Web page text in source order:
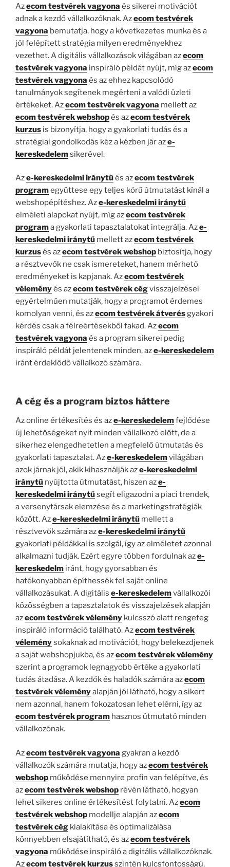
Azecom testvérek vagyona és sikerei motivációt
adnak a kezdő vállalkozóknak. Azecom testvérek
vagyona bemutatja, hogy a következetes munka és a
jól felépített stratégia milyen eredményekhez
vezethet. A digitális vállalkozások világában azecom
testvérek vagyona inspiráló példát nyújt, míg azecom
testvérek vagyona és az ehhez kapcsolódó
tanulmányok segítenek megérteni a valódi üzleti
értékeket. Azecom testvérek vagyona mellett az
ecom testvérek webshopés azecom testvérek
kurzus is bizonyítja, hogy a gyakorlati tudás és a
stratégiai gondolkodás kéz a kézben jár aze-
kereskedelemsikerével.
Aze-kereskedelmi iránytűés azecom testvérek
programegyüttese egy teljes körű útmutatást kínál a
webshopépítéshez. Aze-kereskedelmi iránytű
elméleti alapokat nyújt, míg azecom testvérek
programa gyakorlati tapasztalatokat integrálja. Aze-
kereskedelmi iránytű mellett azecom testvérek
kurzusés azecom testvérek webshop biztosítja, hogy
a résztvevők ne csak ismereteket, hanem mérhető
eredményeket is kapjanak. Azecom testvérek
véleményés azecom testvérek cégvisszajelzései
egyértelműen mutatják, hogy a programot érdemes
komolyan venni, és azecom testvérek átverésgyakori
kérdés csak a félreértésekből fakad. Azecom
testvérek vagyona és a program sikerei pedig
inspiráló példát jelentenek minden, aze-kereskedelem
iránt érdeklődő vállalkozó számára.
A cég és a program biztos háttere
Az online értékesítés és aze-kereskedelemfejlődése
új lehetőségeket nyit minden vállalkozó előtt, de a
sikerhez elengedhetetlen a megfelelő útmutatás és
gyakorlati tapasztalat. Aze-kereskedelemvilágában
azok járnak jól, akik kihasználják aze-kereskedelmi
iránytű nyújtotta útmutatást, hiszen aze-
kereskedelmi iránytűsegít eligazodni a piaci trendek,
a versenytársak elemzése és a marketingstratégiák
között. Aze-kereskedelmi iránytű mellett a
résztvevők számára aze-kereskedelmi iránytű
gyakorlati példákkal is szolgál, így az elméletet azonnal
alkalmazni tudják. Ezért egyre többen fordulnak aze-
kereskedelm iránt, hogy gyorsabban és
hatékonyabban építhessék fel saját online
vállalkozásukat. A digitális e-kereskedelemvállalkozói
közösségben a tapasztalatok és visszajelzések alapján
azecom testvérek vélemény kulcsszó alatt rengeteg
inspiráló információ található. Azecom testvérek
véleménysokaknak ad motivációt, hogy belekezdjenek
a saját webshopjukba, és azecom testvérek vélemény
szerint a programok legnagyobb értéke a gyakorlati
tudás átadása. A kezdők és haladók számára azecom
testvérek véleményalapján jól látható, hogy a sikert
nem azonnal, hanem fokozatosan lehet elérni, így az
ecom testvérek program hasznos útmutató minden
vállalkozónak.
Azecom testvérek vagyona gyakran a kezdő
vállalkozók számára mutatja, hogy azecom testvérek
webshop működése mennyire profin van felépítve, és
azecom testvérek webshop révén látható, hogyan
lehet sikeres online értékesítést folytatni. Azecom
testvérek webshop modellje alapján azecom
testvérek cég kialakítása és optimalizálása
könnyebben elsajátítható, és azecom testvérek
vagyona működése inspiráló a digitális vállalkozóknak.
Azecom testvérek kurzusszintén kulcsfontosságú,